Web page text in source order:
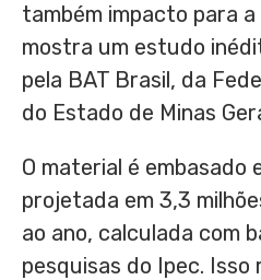
também impacto para a
mostra um estudo
pela BAT Brasil, da
do Estado de Minas
O material é embasado
projetada em 3,3
ao ano, calculada com
pesquisas do Ipec.